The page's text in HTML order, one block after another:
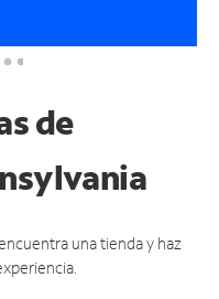
de
una tienda y haz